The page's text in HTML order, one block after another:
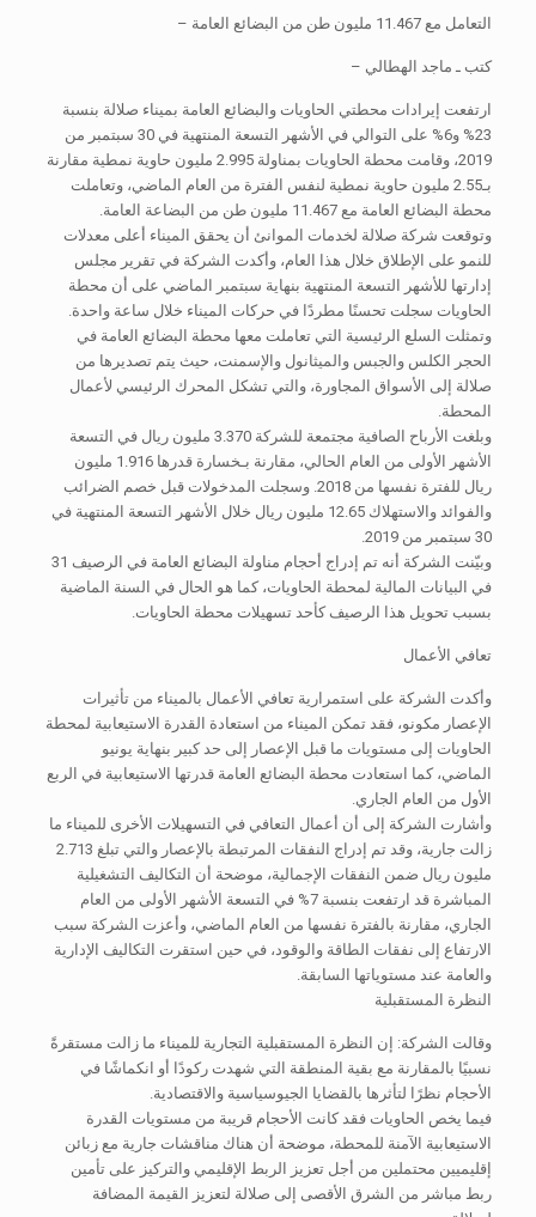
التعامل مع 11.467 مليون طن من البضائع العامة –
كتب ـ ماجد الهطالي –
ارتفعت إيرادات محطتي الحاويات والبضائع العامة بميناء صلالة بنسبة
23% و6% على التوالي في الأشهر التسعة المنتهية في 30 سبتمبر من
2019، وقامت محطة الحاويات بمناولة 2.995 مليون حاوية نمطية مقارنة
بـ2.55 مليون حاوية نمطية لنفس الفترة من العام الماضي، وتعاملت
محطة البضائع العامة مع 11.467 مليون طن من البضاعة العامة.
وتوقعت شركة صلالة لخدمات الموانئ أن يحقق الميناء أعلى معدلات
للنمو على الإطلاق خلال هذا العام، وأكدت الشركة في تقرير مجلس
إدارتها للأشهر التسعة المنتهية بنهاية سبتمبر الماضي على أن محطة
الحاويات سجلت تحسنًا مطردًا في حركات الميناء خلال ساعة واحدة.
وتمثلت السلع الرئيسية التي تعاملت معها محطة البضائع العامة في
الحجر الكلس والجبس والميثانول والإسمنت، حيث يتم تصديرها من
صلالة إلى الأسواق المجاورة، والتي تشكل المحرك الرئيسي لأعمال
المحطة.
وبلغت الأرباح الصافية مجتمعة للشركة 3.370 مليون ريال في التسعة
الأشهر الأولى من العام الحالي، مقارنة بـخسارة قدرها 1.916 مليون
ريال للفترة نفسها من 2018. وسجلت المدخولات قبل خصم الضرائب
والفوائد والاستهلاك 12.65 مليون ريال خلال الأشهر التسعة المنتهية في
30 سبتمبر من 2019.
وبيّنت الشركة أنه تم إدراج أحجام مناولة البضائع العامة في الرصيف 31
في البيانات المالية لمحطة الحاويات، كما هو الحال في السنة الماضية
بسبب تحويل هذا الرصيف كأحد تسهيلات محطة الحاويات.
تعافي الأعمال
وأكدت الشركة على استمرارية تعافي الأعمال بالميناء من تأثيرات
الإعصار مكونو، فقد تمكن الميناء من استعادة القدرة الاستيعابية لمحطة
الحاويات إلى مستويات ما قبل الإعصار إلى حد كبير بنهاية يونيو
الماضي، كما استعادت محطة البضائع العامة قدرتها الاستيعابية في الربع
الأول من العام الجاري.
وأشارت الشركة إلى أن أعمال التعافي في التسهيلات الأخرى للميناء ما
زالت جارية، وقد تم إدراج النفقات المرتبطة بالإعصار والتي تبلغ 2.713
مليون ريال ضمن النفقات الإجمالية، موضحة أن التكاليف التشغيلية
المباشرة قد ارتفعت بنسبة 7% في التسعة الأشهر الأولى من العام
الجاري، مقارنة بالفترة نفسها من العام الماضي، وأعزت الشركة سبب
الارتفاع إلى نفقات الطاقة والوقود، في حين استقرت التكاليف الإدارية
والعامة عند مستوياتها السابقة.
النظرة المستقبلية
وقالت الشركة: إن النظرة المستقبلية التجارية للميناء ما زالت مستقرةً
نسبيًا بالمقارنة مع بقية المنطقة التي شهدت ركودًا أو انكماشًا في
الأحجام نظرًا لتأثرها بالقضايا الجيوسياسية والاقتصادية.
فيما يخص الحاويات فقد كانت الأحجام قريبة من مستويات القدرة
الاستيعابية الآمنة للمحطة، موضحة أن هناك مناقشات جارية مع زبائن
إقليميين محتملين من أجل تعزيز الربط الإقليمي والتركيز على تأمين
ربط مباشر من الشرق الأقصى إلى صلالة لتعزيز القيمة المضافة